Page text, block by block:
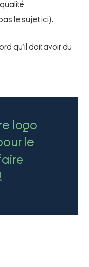
le sujet ici).
qu’il doit avoir du
logo
le